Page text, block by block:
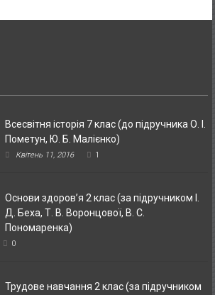
Всесвітня історія 7 клас (до підручника О. І.
Пометун, Ю. Б. Малієнко)
Квітень 11, 2016 1
Основи здоров’я 2 клас (за підручником І.
Д. Беха, Т. В. Воронцової, В. С.
Пономаренка)
0
Трудове навчання 2 клас (за підручником